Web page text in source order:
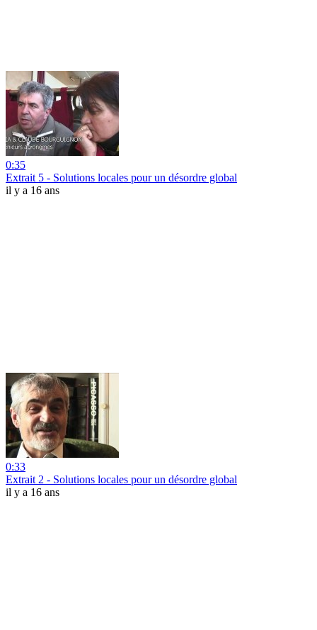
0:35
Extrait 5 - Solutions locales pour un désordre global
il y a 16 ans
0:33
Extrait 2 - Solutions locales pour un désordre global
il y a 16 ans